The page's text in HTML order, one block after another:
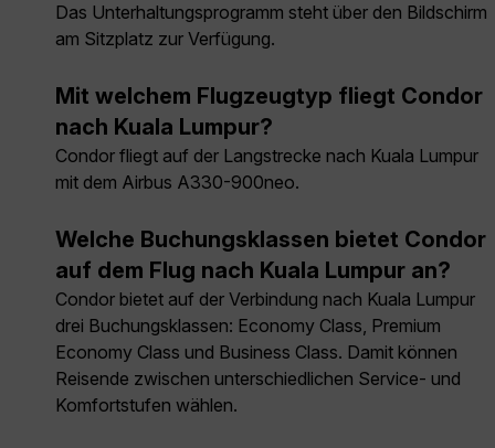
Das Unterhaltungsprogramm steht über den Bildschirm
am Sitzplatz zur Verfügung.
Mit welchem Flugzeugtyp fliegt Condor
nach Kuala Lumpur?
Condor fliegt auf der Langstrecke nach Kuala Lumpur
mit dem Airbus A330-900neo.
Welche Buchungsklassen bietet Condor
auf dem Flug nach Kuala Lumpur an?
Condor bietet auf der Verbindung nach Kuala Lumpur
drei Buchungsklassen: Economy Class, Premium
Economy Class und Business Class. Damit können
Reisende zwischen unterschiedlichen Service- und
Komfortstufen wählen.